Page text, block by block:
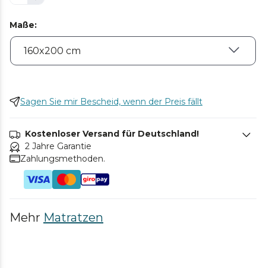
Maße:
Sagen Sie mir Bescheid, wenn der Preis fällt
Kostenloser Versand für Deutschland!
2 Jahre Garantie
Zahlungsmethoden.
Mehr Matratzen